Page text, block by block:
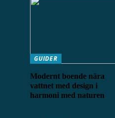
GUIDER
Modernt boende nära
vattnet med design i
harmoni med naturen